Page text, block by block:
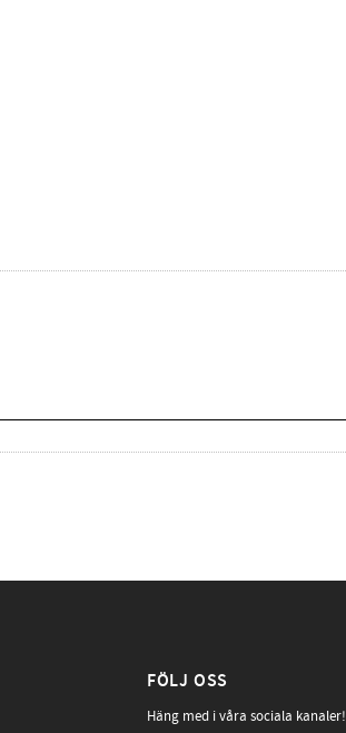
FÖLJ OSS
Häng med i våra sociala kanaler!